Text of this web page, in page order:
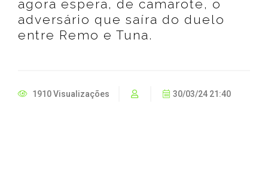
agora espera, de camarote, o
adversário que saíra do duelo
entre Remo e Tuna.
1910 Visualizações 30/03/24 21:40